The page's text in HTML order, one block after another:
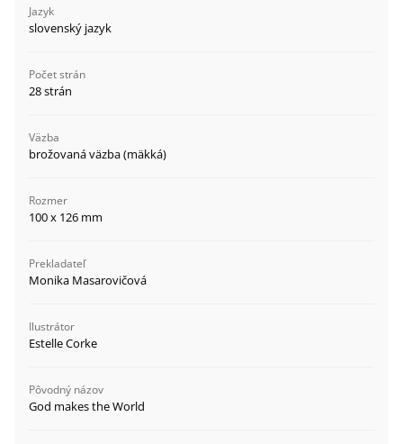
Jazyk
slovenský jazyk
Počet strán
28 strán
Väzba
brožovaná väzba (mäkká)
Rozmer
100 x 126 mm
Prekladateľ
Monika Masarovičová
Ilustrátor
Estelle Corke
Pôvodný názov
God makes the World